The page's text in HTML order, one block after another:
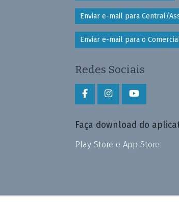
Enviar e-mail para Central/
Enviar e-mail para o
Redes Sociais
Faça download do
Play Store e App Store